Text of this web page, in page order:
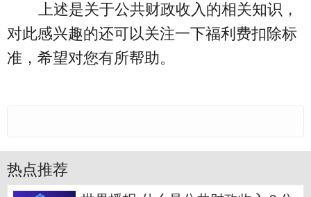
上述是关于公共财政收入的相关知识，
对此感兴趣的还可以关注一下福利费扣除标
准，希望对您有所帮助。
热点推荐